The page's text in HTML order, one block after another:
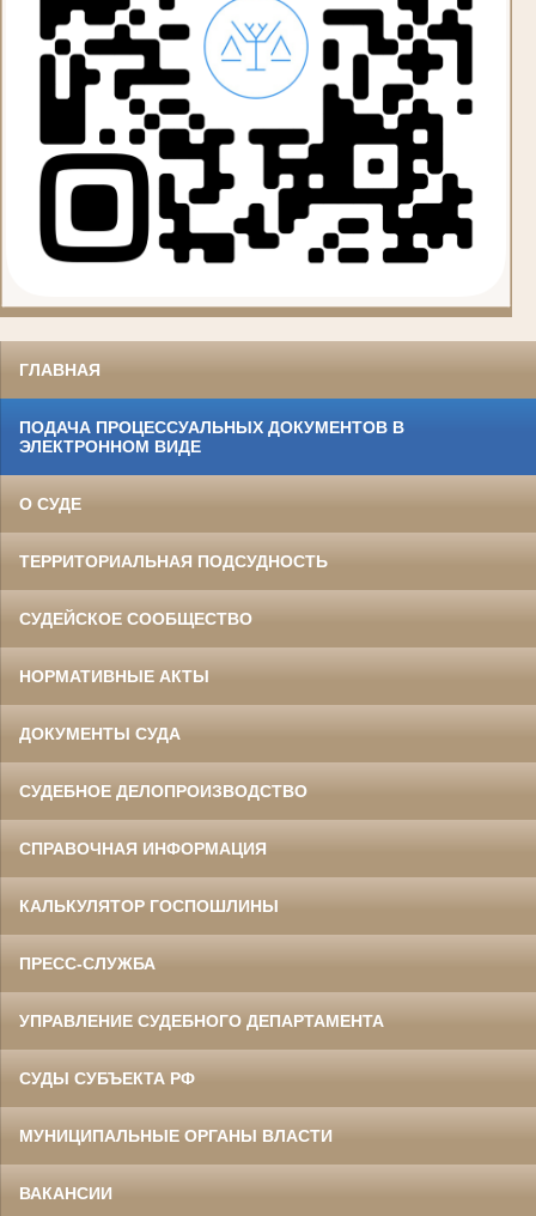
ГЛАВНАЯ
ПОДАЧА ПРОЦЕССУАЛЬНЫХ ДОКУМЕНТОВ В
ЭЛЕКТРОННОМ ВИДЕ
О СУДЕ
ТЕРРИТОРИАЛЬНАЯ ПОДСУДНОСТЬ
СУДЕЙСКОЕ СООБЩЕСТВО
НОРМАТИВНЫЕ АКТЫ
ДОКУМЕНТЫ СУДА
СУДЕБНОЕ ДЕЛОПРОИЗВОДСТВО
СПРАВОЧНАЯ ИНФОРМАЦИЯ
КАЛЬКУЛЯТОР ГОСПОШЛИНЫ
ПРЕСС-СЛУЖБА
УПРАВЛЕНИЕ СУДЕБНОГО ДЕПАРТАМЕНТА
СУДЫ СУБЪЕКТА РФ
МУНИЦИПАЛЬНЫЕ ОРГАНЫ ВЛАСТИ
ВАКАНСИИ